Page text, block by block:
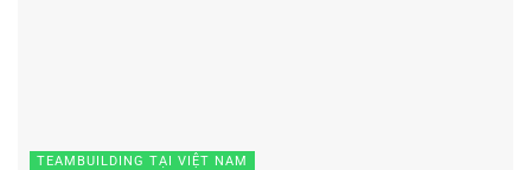
TEAMBUILDING TẠI VIỆT NAM